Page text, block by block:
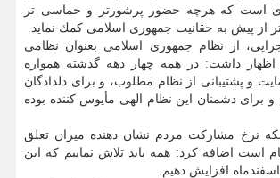
ای است كه هرچه حضور پرشورتر و حماسی تر
از پیش به حقانیت جمهوری اسلامی كمك نماید.
از نظام جمهوری اسلامی بعنوان نظامی
داشت: در همه چهار دهه گذشته همواره
و پشتیبانی از نظام مطلوب، و برای دلدادگان
برای دشمنان این نظام الهی مأیوس كننده بوده
نرخ مشاركت مردم نشان دهنده میزان تعلق
است اضافه كرد: همه باید تلاش نماییم كه این
افزایش دهیم.